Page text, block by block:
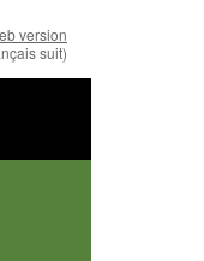
version
suit)